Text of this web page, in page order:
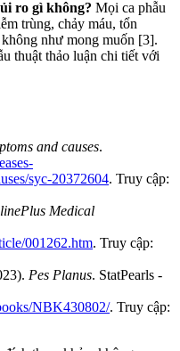
ro gì không? Mọi ca phẫu
trùng, chảy máu, tổn
như mong muốn [3].
thuật thảo luận chi tiết với
and causes.
syc-20372604. Truy cập:
Medical
001262.htm. Truy cập:
Pes Planus. StatPearls -
NBK430802/. Truy cập: